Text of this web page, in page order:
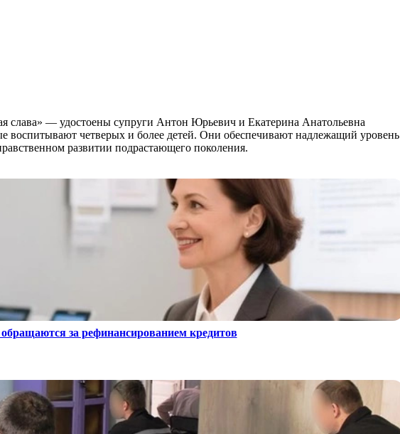
слава» — удостоены супруги Антон Юрьевич и Екатерина Анатольевна
воспитывают четверых и более детей. Они обеспечивают надлежащий уровень
развитии подрастающего поколения.
за рефинансированием кредитов